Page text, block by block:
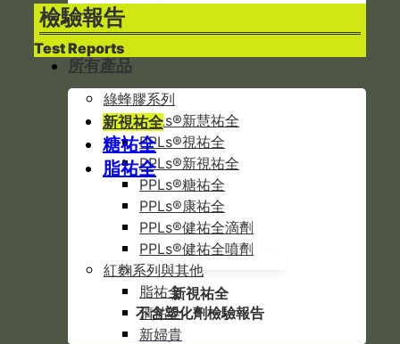
關於彥臣
專利佈局
所有產品
綠蜂膠系列
PPLs®新慧祐全
PPLs®視祐全
PPLs®新視祐全
PPLs®糖祐全
PPLs®康祐全
PPLs®健祐全滴劑
PPLs®健祐全噴劑
紅麴系列與其他
脂祐全
清祐全
新婦貴
檢驗報告
Test Reports
新視祐全
糖祐全
脂祐全
新視祐全
不含塑化劑檢驗報告